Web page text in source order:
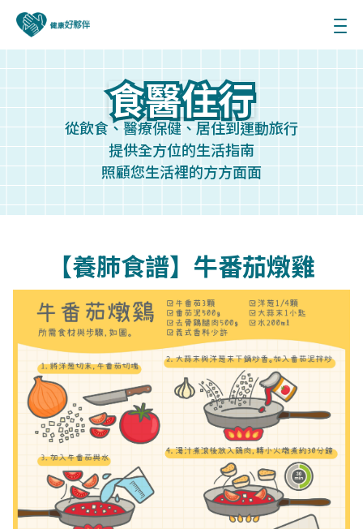
食醫住行
食醫住行
從飲食、醫療保健、居住到運動旅行
提供全方位的生活指南
照顧您生活裡的方方面面
【養肺食譜】牛番茄燉雞